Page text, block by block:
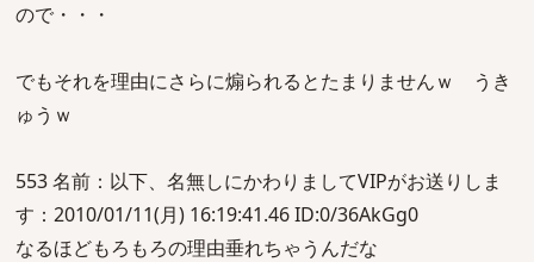
ので・・・
でもそれを理由にさらに煽られるとたまりませんｗ うき
ゅうｗ
553 名前：以下、名無しにかわりましてVIPがお送りしま
す：2010/01/11(月) 16:19:41.46 ID:0/36AkGg0
なるほどもろもろの理由垂れちゃうんだな